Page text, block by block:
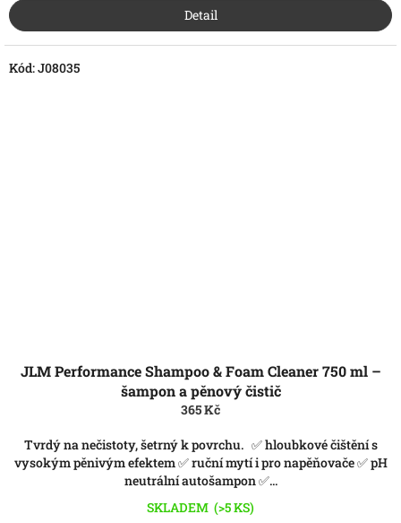
Detail
JLM Performance Shampoo & Foam Cleaner 750 ml –
šampon a pěnový čistič
365 Kč
Tvrdý na nečistoty, šetrný k povrchu. ✅ hloubkové čištění s
vysokým pěnivým efektem ✅ ruční mytí i pro napěňovače ✅ pH
neutrální autošampon ✅...
SKLADEM (>5 KS)
Kód:J08035